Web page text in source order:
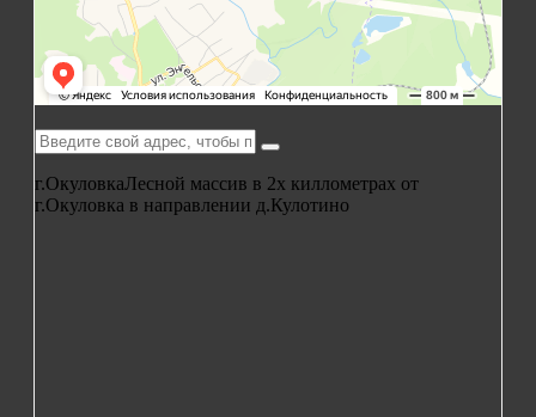
г.ОкуловкаЛесной массив в 2х киллометрах от
г.Окуловка в направлении д.Кулотино